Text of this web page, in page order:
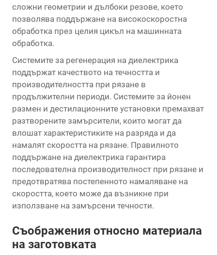
сложни геометрии и дълбоки резове, което
позволява поддържане на високоскоростна
обработка през целия цикъл на машинната
обработка.
Системите за регенерация на диелектрика
поддържат качеството на течността и
производителността при рязане в
продължителни периоди. Системите за йонен
размен и дестилационните установки премахват
разтворените замърсители, които могат да
влошат характеристиките на разряда и да
намалят скоростта на рязане. Правилното
поддържане на диелектрика гарантира
последователна производителност при рязане и
предотвратява постепенното намаляване на
скоростта, което може да възникне при
използване на замърсени течности.
Съображения относно материала
на заготовката